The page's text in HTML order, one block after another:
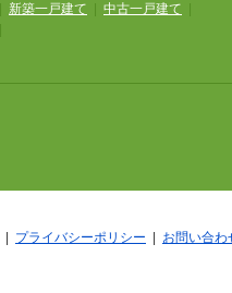
新築一戸建て 中古一戸建て
プライバシーポリシー お問い合わ